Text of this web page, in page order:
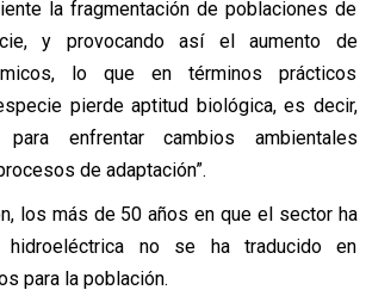
la fragmentación de poblaciones de
y provocando así el aumento de
lo que en términos prácticos
pierde aptitud biológica, es decir,
enfrentar cambios ambientales
de adaptación”.
los más de 50 años en que el sector ha
hidroeléctrica no se ha traducido en
para la población.